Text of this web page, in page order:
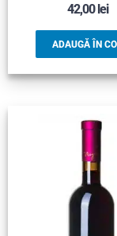
42,00lei
ADAUGĂ ÎN